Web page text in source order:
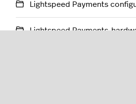
Lightspeed Payments
Lightspeed Payments-